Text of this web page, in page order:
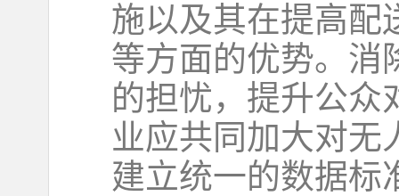
施以及其在提高配
等方面的优势。消
的担忧，提升公众
业应共同加大对无
建立统一的数据标